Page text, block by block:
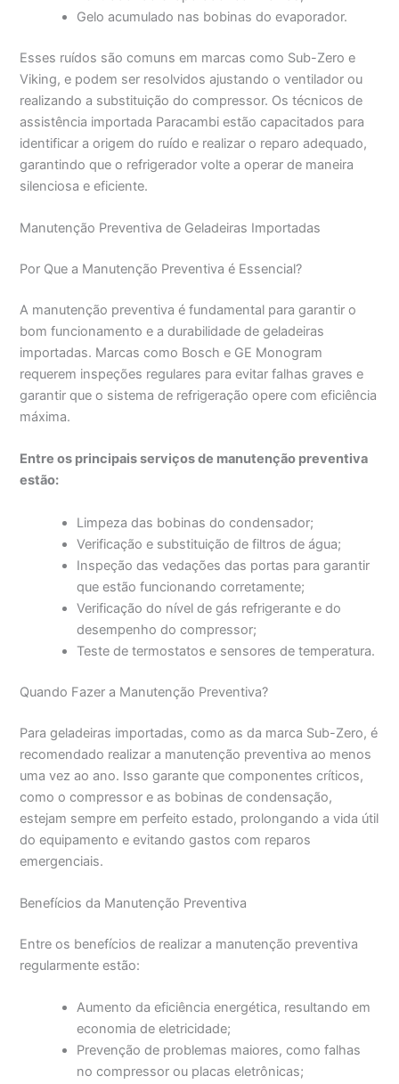
Gelo acumulado nas bobinas do evaporador.
Esses ruídos são comuns em marcas como Sub-Zero e
Viking, e podem ser resolvidos ajustando o ventilador ou
realizando a substituição do compressor. Os técnicos de
assistência importada Paracambi estão capacitados para
identificar a origem do ruído e realizar o reparo adequado,
garantindo que o refrigerador volte a operar de maneira
silenciosa e eficiente.
Manutenção Preventiva de Geladeiras Importadas
Por Que a Manutenção Preventiva é Essencial?
A manutenção preventiva é fundamental para garantir o
bom funcionamento e a durabilidade de geladeiras
importadas. Marcas como Bosch e GE Monogram
requerem inspeções regulares para evitar falhas graves e
garantir que o sistema de refrigeração opere com eficiência
máxima.
Entre os principais serviços de manutenção preventiva
estão:
Limpeza das bobinas do condensador;
Verificação e substituição de filtros de água;
Inspeção das vedações das portas para garantir
que estão funcionando corretamente;
Verificação do nível de gás refrigerante e do
desempenho do compressor;
Teste de termostatos e sensores de temperatura.
Quando Fazer a Manutenção Preventiva?
Para geladeiras importadas, como as da marca Sub-Zero, é
recomendado realizar a manutenção preventiva ao menos
uma vez ao ano. Isso garante que componentes críticos,
como o compressor e as bobinas de condensação,
estejam sempre em perfeito estado, prolongando a vida útil
do equipamento e evitando gastos com reparos
emergenciais.
Benefícios da Manutenção Preventiva
Entre os benefícios de realizar a manutenção preventiva
regularmente estão:
Aumento da eficiência energética, resultando em
economia de eletricidade;
Prevenção de problemas maiores, como falhas
no compressor ou placas eletrônicas;